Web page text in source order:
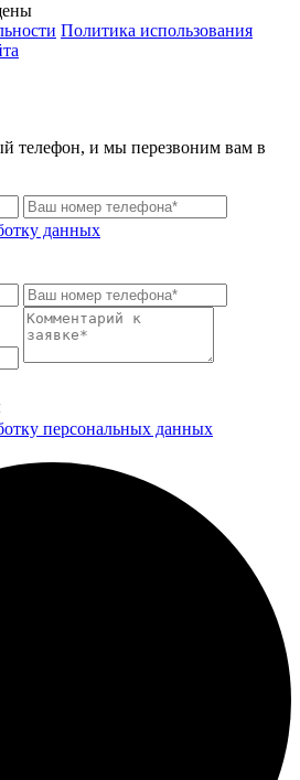
Политика использования
телефон, и мы перезвоним вам в
данных
персональных данных